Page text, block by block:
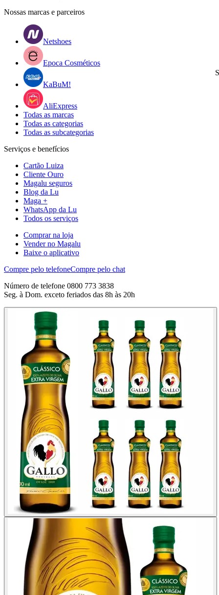
Nossas marcas e parceiros
Netshoes
Epoca Cosméticos
KaBuM!
AliExpress
Todas as marcas
Todas as categorias
Todas as subcategorias
Serviços e benefícios
Cartão Luiza
Cliente Ouro
Magalu seguros
Blog da Lu
Maga +
WhatsApp da Lu
Todos os serviços
Comprar na loja
Vender no Magalu
Baixe o aplicativo
Compre pelo telefoneCompre pelo chat
Número de telefone 0800 773 3838
Seg. à Dom. exceto feriados das 8h às 20h